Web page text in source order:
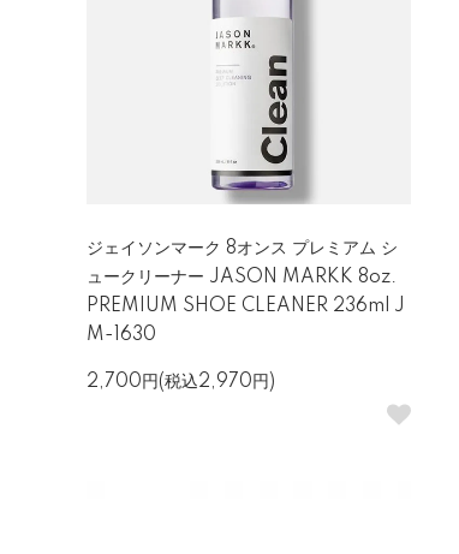
ジェイソンマーク 8オンス プレミアム シ
ュークリーナー JASON MARKK 8oz.
PREMIUM SHOE CLEANER 236ml J
M-1630
2,700円(税込2,970円)